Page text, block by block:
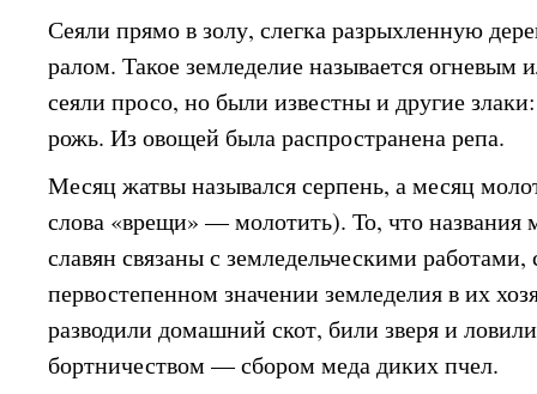
Сеяли прямо в золу, слегка разрыхленную
ралом. Такое земледелие называется
сеяли просо, но были известны и другие
рожь. Из овощей была распространена репа.
Месяц жатвы назывался серпень, а месяц
слова «врещи» — молотить). То, что названия
славян связаны с земледельческими работами,
первостепенном значении земледелия в их
разводили домашний скот, били зверя и
бортничеством — сбором меда диких пчел.